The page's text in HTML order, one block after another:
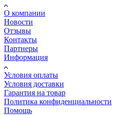
О компании
Новости
Отзывы
Контакты
Партнеры
Информация
Условия оплаты
Условия доставки
Гарантия на товар
Политика конфиденциальности
Помощь